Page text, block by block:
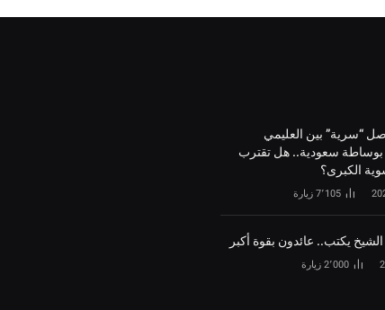
“سرية” بين العليمي
بوساطة سعودية.. هل تقترب
الكبرى؟
7٬105 زيارة
الشيخ يكتب.. عائدون بقوة أكبر
2٬000 زيارة